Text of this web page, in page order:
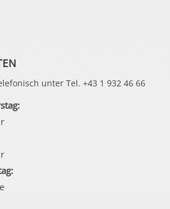
unter Tel. +43 1 932 46 66